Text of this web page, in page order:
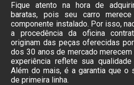
Fique atento na hora de
baratas, pois seu carro
componente instalado. Por isso,
a procedência da oficina
originam das peças oferecidas
dos 30 anos de mercado
experiência reflete sua
Além do mais, é a garantia que o
de primeira linha.